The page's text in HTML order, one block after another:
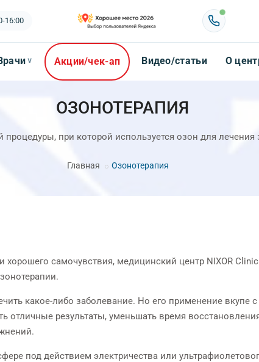
16:00
∨ Акции/чек-ап Видео/статьи О
ОЗОНОТЕРАПИЯ
процедуры, при которой используется озон для
Главная Озонотерапия
хорошего самочувствия, медицинский центр NIXOR
какое-либо заболевание. Но его применение вкупе с
отличные результаты, уменьшать время
под действием электричества или